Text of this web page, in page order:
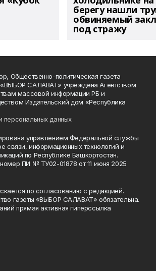
берегу нашли
обвиняемый
под стражу
Общественно-политическая газета
САЛАВАТ» учреждена Агентством
массовой информации РБ и
Издательский дом «Республика
персональных данных
управлением Федеральной службы
связи, информационных технологий и
по Республике Башкортостан.
ПИ № ТУ02-01878 от 11 июня 2025
по согласованию с редакцией.
газеты «ВЫБОР САЛАВАТ» обязательна.
прямая активная гиперссылка